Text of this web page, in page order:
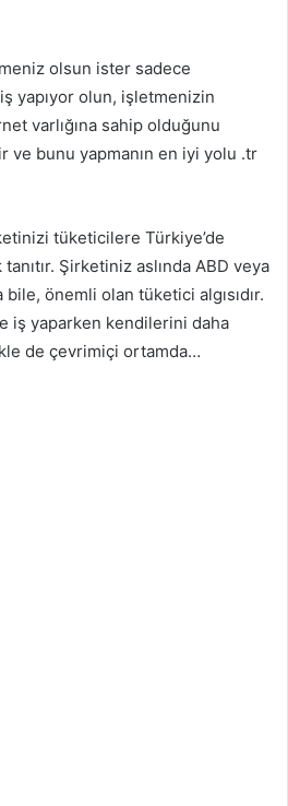
olsun ister sadece
yapıyor olun, işletmenizin
varlığına sahip olduğunu
ve bunu yapmanın en iyi yolu .tr
tüketicilere Türkiye’de
Şirketiniz aslında ABD veya
önemli olan tüketici algısıdır.
iş yaparken kendilerini daha
de çevrimiçi ortamda…